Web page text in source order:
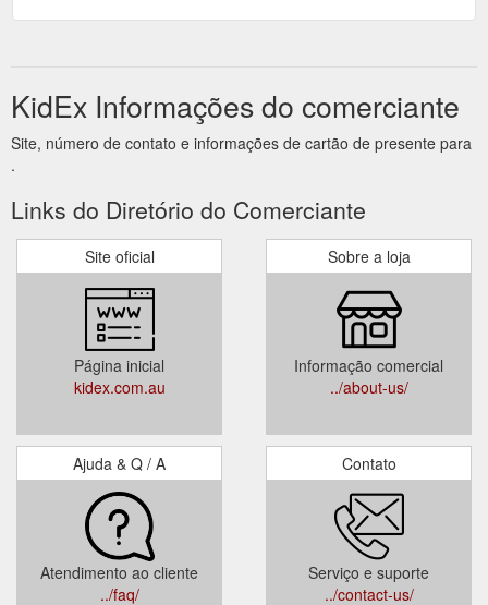
KidEx Informações do comerciante
Site, número de contato e informações de cartão de presente para
.
Links do Diretório do Comerciante
Site oficial
Página inicial
kidex.com.au
Sobre a loja
Informação comercial
../about-us/
Ajuda & Q / A
Atendimento ao cliente
../faq/
Contato
Serviço e suporte
../contact-us/